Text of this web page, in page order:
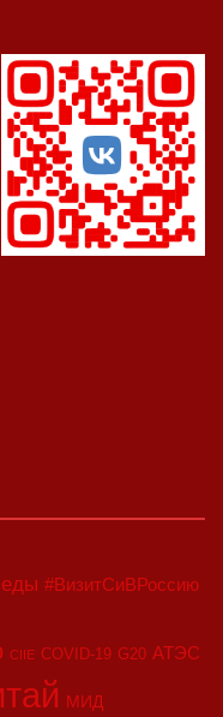
#ВизитСиВРоссию
CIIE COVID-19 G20 АТЭС
МИД